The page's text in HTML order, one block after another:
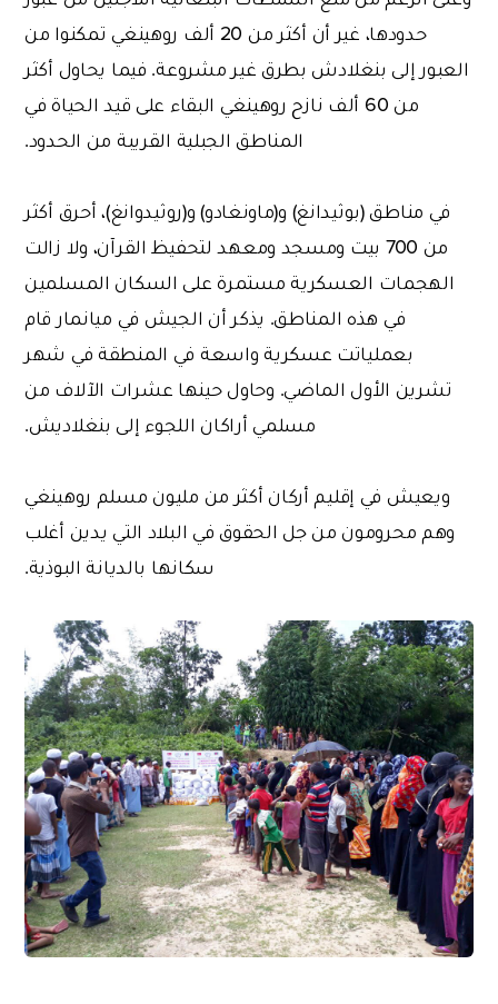
حدودها، غير أن أكثر من 20 ألف روهينغي تمكنوا من
العبور إلى بنغلادش بطرق غير مشروعة. فيما يحاول أكثر
من 60 ألف نازح روهينغي البقاء على قيد الحياة في
المناطق الجبلية القريبة من الحدود.
في مناطق (بوثيدانغ) و(ماونغادو) و(روثيدوانغ)، أحرق أكثر
من 700 بيت ومسجد ومعهد لتحفيظ القرآن، ولا زالت
الهجمات العسكرية مستمرة على السكان المسلمين
في هذه المناطق. يذكر أن الجيش في ميانمار قام
بعملياتت عسكرية واسعة في المنطقة في شهر
تشرين الأول الماضي. وحاول حينها عشرات الآلاف من
مسلمي أراكان اللجوء إلى بنغلاديش.
ويعيش في إقليم أركان أكثر من مليون مسلم روهينغي
وهم محرومون من جل الحقوق في البلاد التي يدين أغلب
سكانها بالديانة البوذية.